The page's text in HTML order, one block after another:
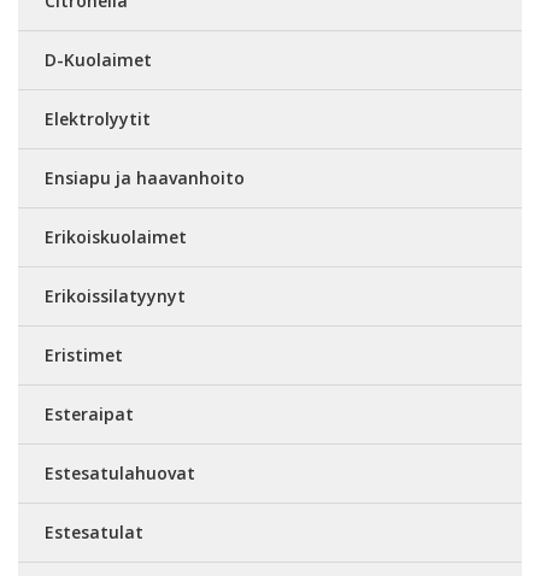
D-Kuolaimet
Elektrolyytit
Ensiapu ja haavanhoito
Erikoiskuolaimet
Erikoissilatyynyt
Eristimet
Esteraipat
Estesatulahuovat
Estesatulat